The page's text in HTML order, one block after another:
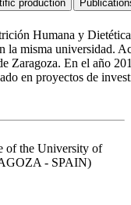
Humana y
la misma universidad.
Zaragoza. En el año
en proyectos de
of the University of
- SPAIN)